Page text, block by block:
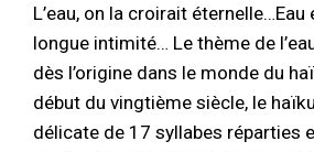
L’eau, on la croirait
longue intimité… Le thème de
dès l’origine dans le monde du
début du vingtième siècle, le
délicate de 17 syllabes réparties